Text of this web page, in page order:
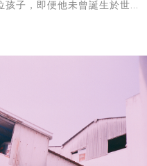
孩子，即便他未曾誕生於世...